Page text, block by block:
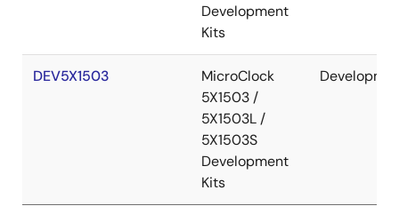
Development
Kits
DEV5X1503
MicroClock
5X1503 /
5X1503L /
5X1503S
Development
Kits